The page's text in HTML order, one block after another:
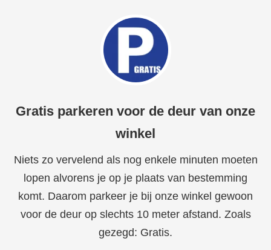
Gratis parkeren voor de deur van onze
winkel
Niets zo vervelend als nog enkele minuten moeten
lopen alvorens je op je plaats van bestemming
komt. Daarom parkeer je bij onze winkel gewoon
voor de deur op slechts 10 meter afstand. Zoals
gezegd: Gratis.